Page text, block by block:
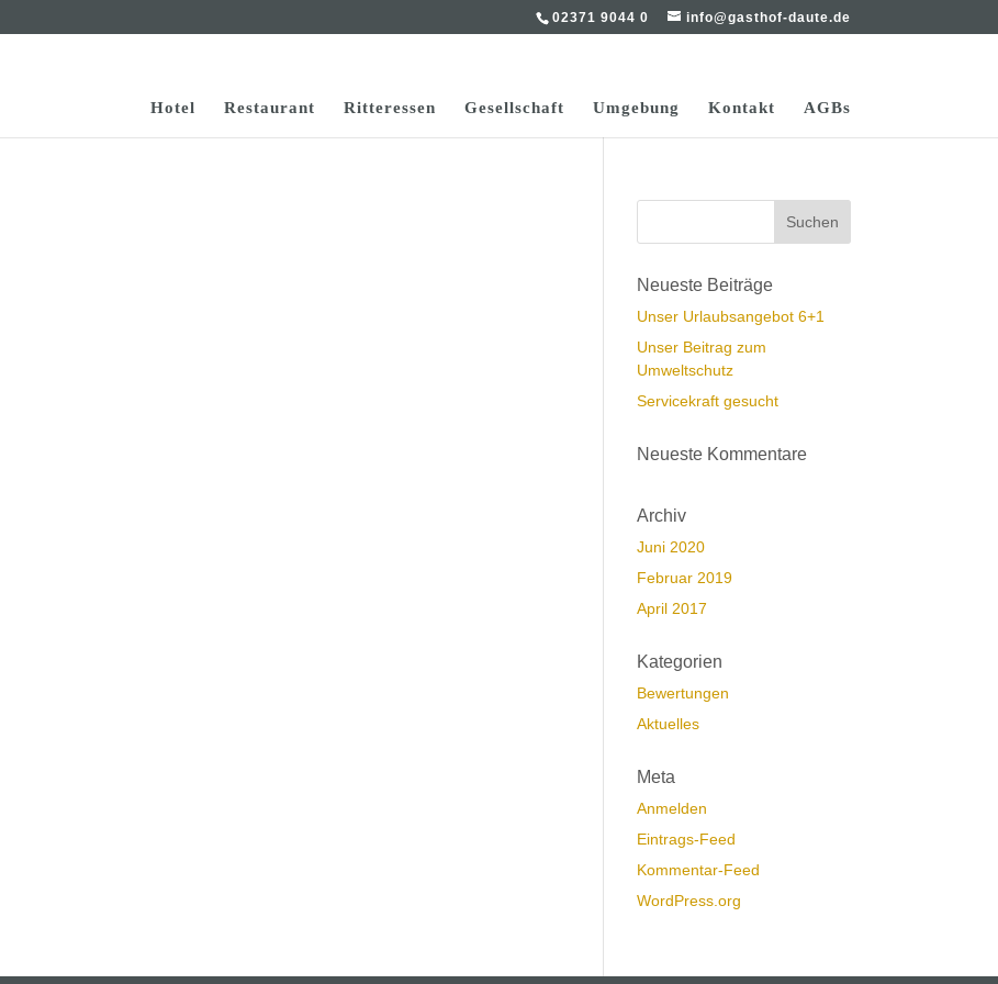
02371 9044 0 info@gasthof-daute.de
Hotel Restaurant Ritteressen Gesellschaft Umgebung Kontakt AGBs
Neueste Beiträge
Unser Urlaubsangebot 6+1
Unser Beitrag zum
Umweltschutz
Servicekraft gesucht
Neueste Kommentare
Archiv
Juni 2020
Februar 2019
April 2017
Kategorien
Bewertungen
Aktuelles
Meta
Anmelden
Eintrags-Feed
Kommentar-Feed
WordPress.org